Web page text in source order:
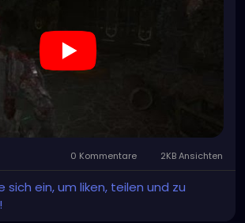
0 Kommentare 2KB Ansichten
sich ein, um liken, teilen und zu